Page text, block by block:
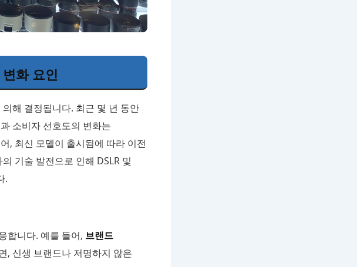
화 요인
해 결정됩니다. 최근 몇 년 동안
소비자 선호도의 변화는
, 최신 모델이 출시됨에 따라 이전
기술 발전으로 인해 DSLR 및
.
합니다. 예를 들어, 브랜드
, 신생 브랜드나 저명하지 않은